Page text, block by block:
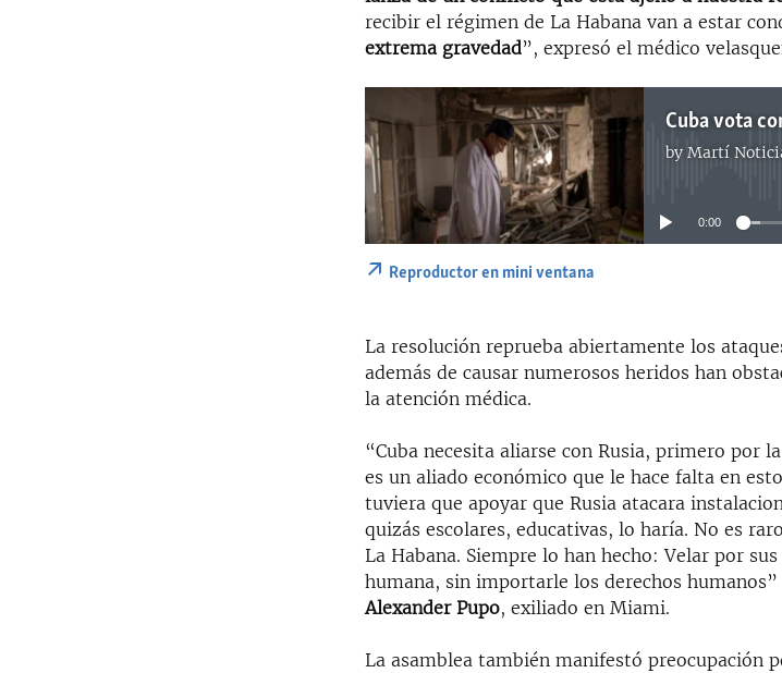
recibir el régimen de La Habana van a estar
extrema gravedad”, expresó el médico
byMartí Noticias |
No media source
0:00
Reproductor en mini ventana
La resolución reprueba abiertamente los
además de causar numerosos heridos han
la atención médica.
“Cuba necesita aliarse con Rusia, primero por
es un aliado económico que le hace falta en
tuviera que apoyar que Rusia atacara
quizás escolares, educativas, lo haría. No es
La Habana. Siempre lo han hecho: Velar por
humana, sin importarle los derechos
Alexander Pupo, exiliado en Miami.
La asamblea también manifestó preocupación